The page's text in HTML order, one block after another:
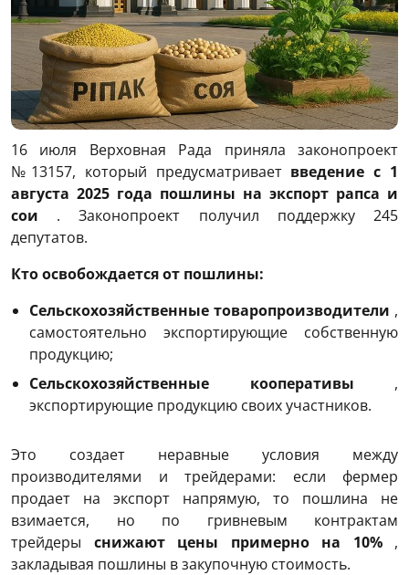
16 июля Верховная Рада приняла законопроект
№13157, который предусматривает введение с 1
августа 2025 года пошлины на экспорт рапса и
сои . Законопроект получил поддержку 245
депутатов.
Кто освобождается от пошлины:
Сельскохозяйственные товаропроизводители ,
самостоятельно экспортирующие собственную
продукцию;
Сельскохозяйственные кооперативы ,
экспортирующие продукцию своих участников.
Это создает неравные условия между
производителями и трейдерами: если фермер
продает на экспорт напрямую, то пошлина не
взимается, но по гривневым контрактам
трейдеры снижают цены примерно на 10%,
закладывая пошлины в закупочную стоимость.